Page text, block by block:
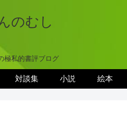
のむし
極私的書評ブログ
対談集 小説 絵本